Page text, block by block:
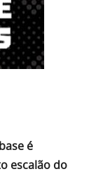
é
escalão do